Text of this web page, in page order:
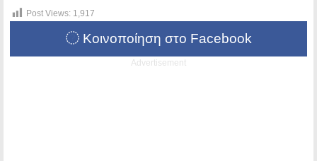
Post Views: 1,917
Κοινοποίηση στο Facebook
Advertisement